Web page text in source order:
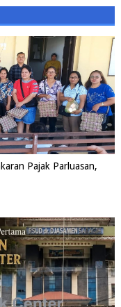
Pajak Parluasan,